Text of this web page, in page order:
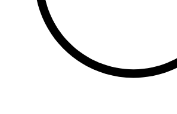
Баулы
107,5 FM
Биләр